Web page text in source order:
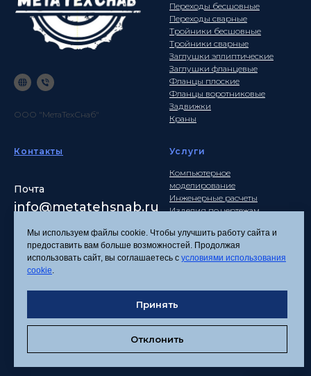
ООО "МетаТехСнаб"
Переходы бесшовные
Переходы сварные
Тройники бесшовные
Тройники сварные
Заглушки эллиптические
Заглушки фланцевые
Фланцы плоские
Фланцы воротниковые
Задвижки
Краны
Контакты
Почта
info@metatehsnab.ru
Услуги
Компьютерное
моделирование
Инженерные расчеты
Изделия по чертежам
Политика
Согласие на обработку
персональных данных
Соглашение об
Мы используем файлы cookie. Чтобы улучшить работу сайта и
предоставить вам больше возможностей. Продолжая
использовать сайт, вы соглашаетесь с условиями использования
cookie.
Принять
Отклонить